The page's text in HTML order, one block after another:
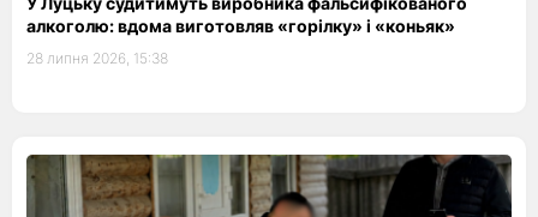
алкоголю: вдома виготовляв «горілку» і «коньяк»
28 липня 2026, 15:38